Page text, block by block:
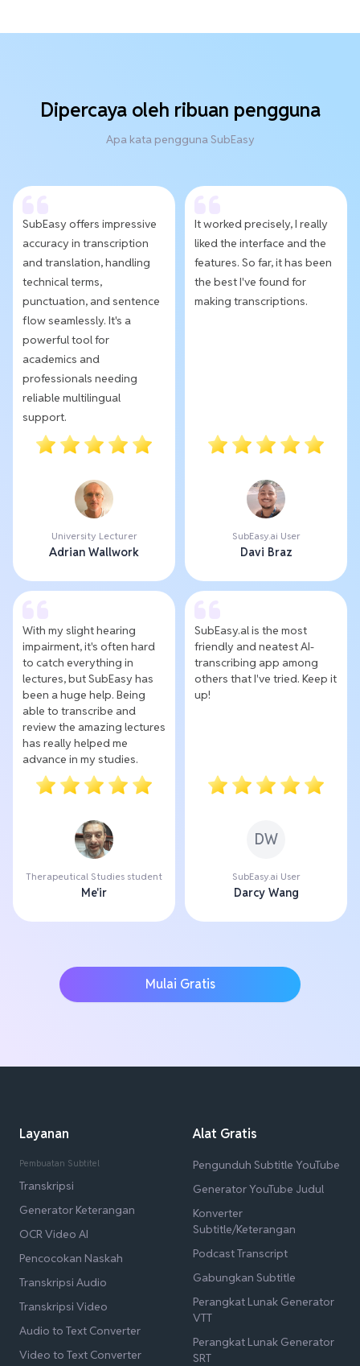
Dipercaya oleh ribuan pengguna
Apa kata pengguna SubEasy
SubEasy offers impressive
accuracy in transcription
and translation, handling
technical terms,
punctuation, and sentence
flow seamlessly. It's a
powerful tool for
academics and
professionals needing
reliable multilingual
support.
University Lecturer
Adrian Wallwork
It worked precisely, I really
liked the interface and the
features. So far, it has been
the best I've found for
making transcriptions.
SubEasy.ai User
Davi Braz
With my slight hearing
impairment, it's often hard
to catch everything in
lectures, but SubEasy has
been a huge help. Being
able to transcribe and
review the amazing lectures
has really helped me
advance in my studies.
Therapeutical Studies student
Me'ir
SubEasy.al is the most
friendly and neatest AI-
transcribing app among
others that I've tried. Keep it
up!
DW
SubEasy.ai User
Darcy Wang
Mulai Gratis
Layanan
Pembuatan Subtitel
Transkripsi
Generator Keterangan
OCR Video AI
Pencocokan Naskah
Transkripsi Audio
Transkripsi Video
Audio to Text Converter
Video to Text Converter
Alat Gratis
Pengunduh Subtitle YouTube
Generator YouTube Judul
Konverter
Subtitle/Keterangan
Podcast Transcript
Gabungkan Subtitle
Perangkat Lunak Generator
VTT
Perangkat Lunak Generator
SRT